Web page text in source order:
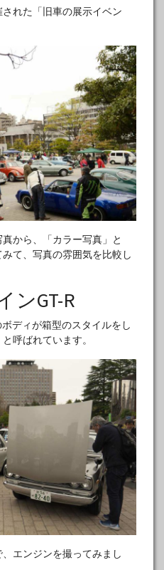
れた「旧車の展示イベン
から、「カラー写真」と
て、写真の雰囲気を比較し
ンGT-R
ディが箱型のスタイルをし
呼ばれています。
エンジンを撮ってみまし